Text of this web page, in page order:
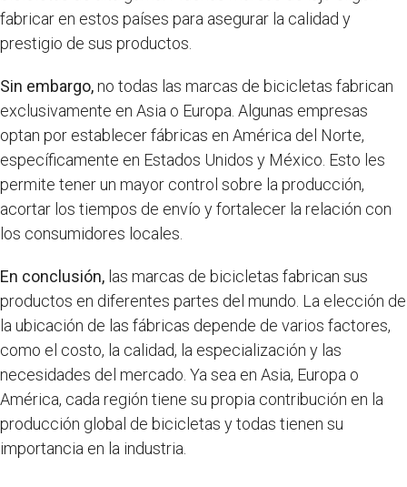
fabricar en estos países para asegurar la calidad y
prestigio de sus productos.
Sin embargo,no todas las marcas de bicicletas fabrican
exclusivamente en Asia o Europa. Algunas empresas
optan por establecer fábricas en América del Norte,
específicamente en Estados Unidos y México. Esto les
permite tener un mayor control sobre la producción,
acortar los tiempos de envío y fortalecer la relación con
los consumidores locales.
En conclusión, las marcas de bicicletas fabrican sus
productos en diferentes partes del mundo. La elección de
la ubicación de las fábricas depende de varios factores,
como el costo, la calidad, la especialización y las
necesidades del mercado. Ya sea en Asia, Europa o
América, cada región tiene su propia contribución en la
producción global de bicicletas y todas tienen su
importancia en la industria.